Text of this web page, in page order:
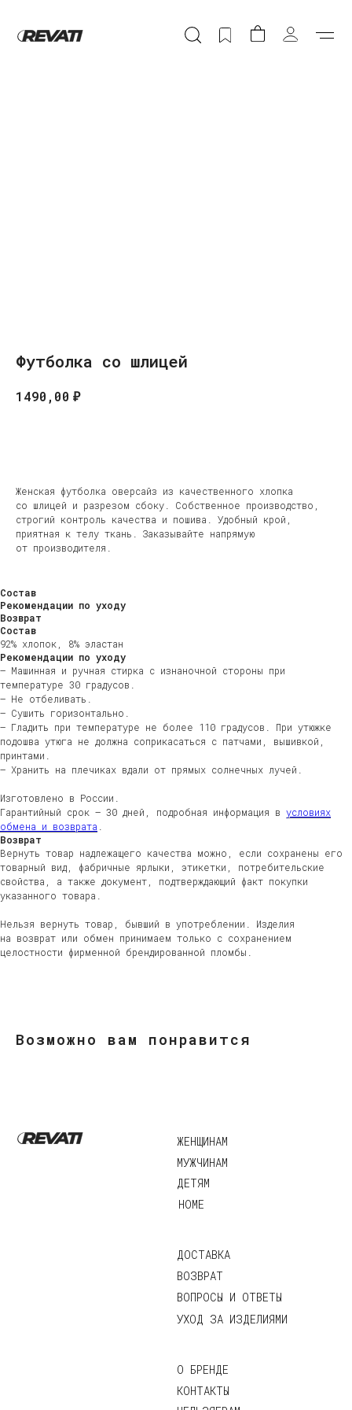
Футболка со шлицей
1490,00 ₽
Женская футболка оверсайз из качественного хлопка
со шлицей и разрезом сбоку. Собственное производство,
строгий контроль качества и пошива. Удобный крой,
приятная к телу ткань. Заказывайте напрямую
от производителя.
Состав
Рекомендации по уходу
Возврат
Состав
92% хлопок, 8% эластан
Рекомендации по уходу
— Машинная и ручная стирка с изнаночной стороны при
температуре 30 градусов.
— Не отбеливать.
— Сушить горизонтально.
— Гладить при температуре не более 110 градусов. При утюжке
подошва утюга не должна соприкасаться с патчами, вышивкой,
принтами.
— Хранить на плечиках вдали от прямых солнечных лучей.
Изготовлено в России.
Гарантийный срок — 30 дней, подробная информация в условиях
обмена и возврата
Возврат
Вернуть товар надлежащего качества можно, если сохранены его
товарный вид, фабричные ярлыки, этикетки, потребительские
свойства, а также документ, подтверждающий факт покупки
указанного товара.
Нельзя вернуть товар, бывший в употреблении. Изделия
на возврат или обмен принимаем только с сохранением
целостности фирменной брендированной пломбы.
Возможно вам понравится
HOME
ЖЕНЩИНАМ
ВОПРОСЫ И ОТВЕТЫ
УХОД ЗА ИЗДЕЛИЯМИ